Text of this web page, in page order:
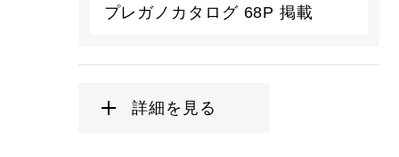
プレガノカタログ 68P 掲載
詳細を見る